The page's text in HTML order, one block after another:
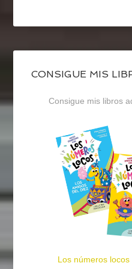
CONSIGUE MIS
Consigue mis libros
Los números